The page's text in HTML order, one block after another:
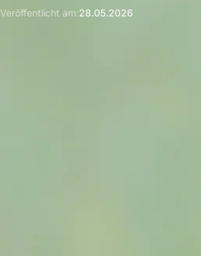
Veröffentlicht am:28.05.2026